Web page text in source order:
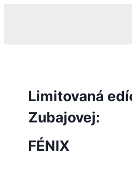
Limitovaná
Zubajovej:
FÉNIX